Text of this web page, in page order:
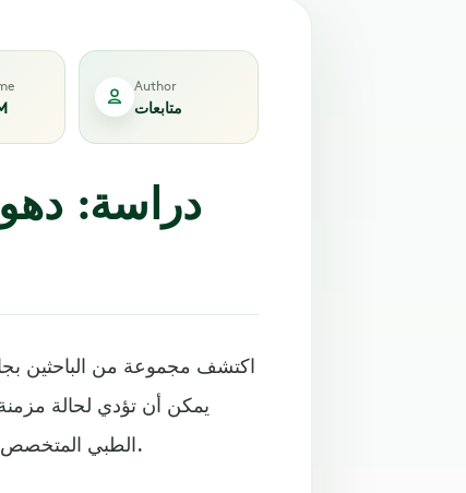
Author
متابعات
دراسة:
اكتشف مجموعة من الباحثين
يمكن أن تؤدي لحالة
السكر في الدم، وذلك حسبما نشر موقع "eat this not that" الطبي المتخصص.